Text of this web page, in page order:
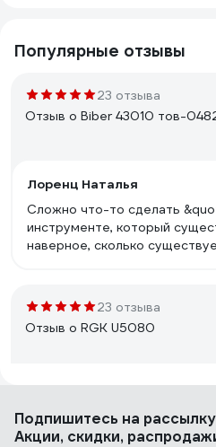
Популярные отзывы
23 отзыва
Отзыв о Biber 43010 тов-
Лоренц Наталья
Сложно что-то сделать
инструменте, который
наверное, сколько
23 отзыва
Отзыв о RGK U5080
Недорогой намагниченый
Подпишитесь на рассылку
Акции, скидки,